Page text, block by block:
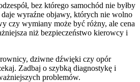
bez którego samochód nie byłby
daje wyraźne objawy, których nie wolno
czy wymiany może być różny, ale cena
niż bezpieczeństwo kierowcy i
dziwne dźwięki czy opór
Zadbaj o szybką diagnostykę i
problemów.